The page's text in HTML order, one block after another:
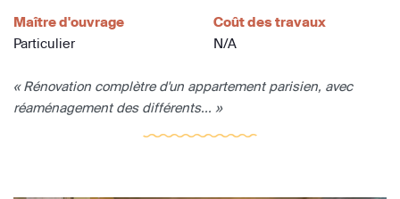
Maître d'ouvrage
Particulier
Coût des travaux
N/A
« Rénovation complètre d'un appartement parisien, avec
réaménagement des différents... »